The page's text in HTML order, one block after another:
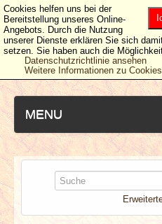
MENU
NEUESTE ARTIKEL
NEWS & DATES
Cookies helfen uns bei der
Bereitstellung unseres Online-
Angebots. Durch die Nutzung
unserer Dienste erklären Sie sich
setzen. Sie haben auch die
Datenschutzrichtlinie ansehen
Weitere Informationen zu